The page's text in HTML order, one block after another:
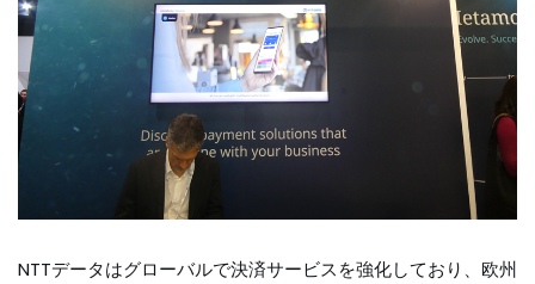
NTTデータはグローバルで決済サービスを強化しており、欧州